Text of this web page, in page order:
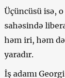
Üçüncüsü isə,
sahəsində
həm iri, həm
yaradır.
İş adamı